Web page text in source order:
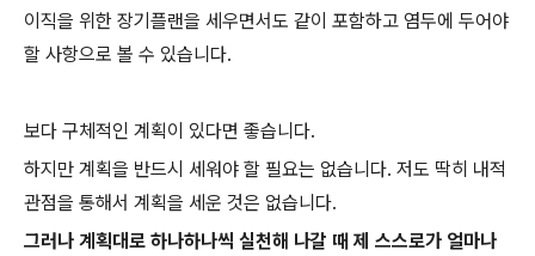
이직을 위한 장기플랜을 세우면서도 같이 포함하고 염두에 두어야
할 사항으로 볼 수 있습니다.
보다 구체적인 계획이 있다면 좋습니다.
하지만 계획을 반드시 세워야 할 필요는 없습니다. 저도 딱히 내적
관점을 통해서 계획을 세운 것은 없습니다.
그러나 계획대로 하나하나씩 실천해 나갈 때 제 스스로가 얼마나